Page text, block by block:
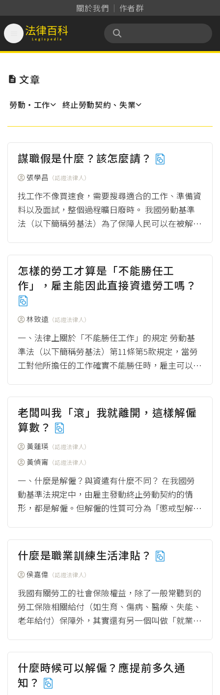
關於我們 作者群
法律百科 Legispedia
 文章
勞動‧工作 終止勞動契約、失業
謀職假是什麼？該怎麼請？
張學昌 （認證法律人）
找工作不像買速食，需要搜尋適合的工作、準備資
料以及面試，整個過程曠日廢時。 我國勞動基準
法（以下簡稱勞基法）為了保障人民可以在被解僱
怎樣的勞工才算是「不能勝任工
作」，雇主能因此直接資遣勞工嗎？
林致遠 （認證法律人）
一、法律上關於「不能勝任工作」的規定 勞動基
準法（以下簡稱勞基法）第11條第5款規定，當勞
工對他所擔任的工作確實不能勝任時，雇主可以預
老闆叫我「滾」我就離開，這樣解僱
算數？
黃蓮瑛 （認證法律人）
黃偵甯 （認證法律人）
一、什麼是解僱？與資遣有什麼不同？ 在我國勞
動基準法規定中，由雇主發動終止勞動契約的情
形，都是解僱。但解僱的性質可分為「懲戒型解
什麼是職業訓練生活津貼？
侯嘉偉 （認證法律人）
我國有關勞工的社會保險權益，除了一般常聽到的
勞工保險相關給付（如生育、傷病、醫療、失能、
老年給付）保障外，其實還有另一個叫做「就業保
什麼時候可以解僱？應提前多久通
知？